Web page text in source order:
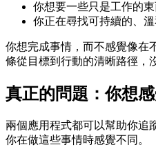
你想要一些只是工作的
你正在尋找可持續的、
你想完成事情，而不感覺像在
條從目標到行動的清晰路徑，
真正的問題：你想
兩個應用程式都可以幫助你追
你在做這些事情時感覺不同。